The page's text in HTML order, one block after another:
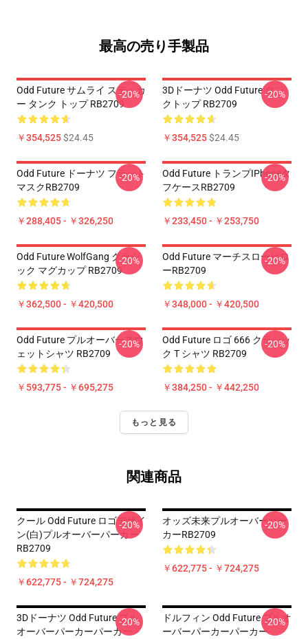
最高の売り手製品
Odd Future サムライ ステッカ
ー タンク トップ RB2709
￥354,525$24.45
-20%
3Dドーナツ Odd Future タン
クトップ RB2709
￥354,525$24.45
-20%
Odd Future ドーナツ フラット
マスクRB2709
￥288,405 - ￥326,250
-20%
Odd Future トランプiPhoneタ
フケースRB2709
￥233,450 - ￥253,750
-20%
Odd Future WolfGang クラシ
ック マグカップ RB2709
￥362,500 - ￥420,500
-20%
Odd Future マーチスローピロ
ーRB2709
￥348,000 - ￥420,500
-20%
Odd Future プルオーバースウ
ェットシャツ RB2709
￥593,775 - ￥695,275
-20%
Odd Future ロゴ 666 クラシッ
ク T シャツ RB2709
￥384,250 - ￥442,250
-20%
もっと見る
関連商品
クール Odd Future ロゴデザイ
ン(白)プルオーバーパーカー
RB2709
￥622,775 - ￥724,275
-20%
オッズ未来プルオーバーパー
カーRB2709
￥622,775 - ￥724,275
-20%
3Dドーナツ Odd Future プル
オーバーパーカーパーカー
-20%
ドルフィン Odd Future プルオ
ーバーパーカーパーカー
-20%